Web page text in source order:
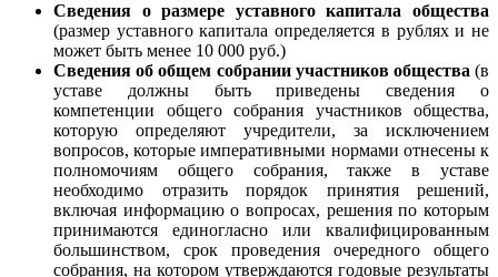
Сведения о размере уставного капитала общества
(размер уставного капитала определяется в рублях и не
может быть менее 10 000 руб.)
Сведения об общем собрании участников общества (в
уставе должны быть приведены сведения о
компетенции общего собрания участников общества,
которую определяют учредители, за исключением
вопросов, которые императивными нормами отнесены к
полномочиям общего собрания, также в уставе
необходимо отразить порядок принятия решений,
включая информацию о вопросах, решения по которым
принимаются единогласно или квалифицированным
большинством, срок проведения очередного общего
собрания, на котором утверждаются годовые результаты